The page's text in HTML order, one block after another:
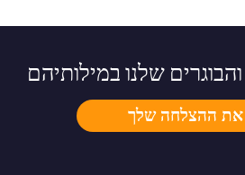
ההצלחה שלך
שלנו במילותיהם